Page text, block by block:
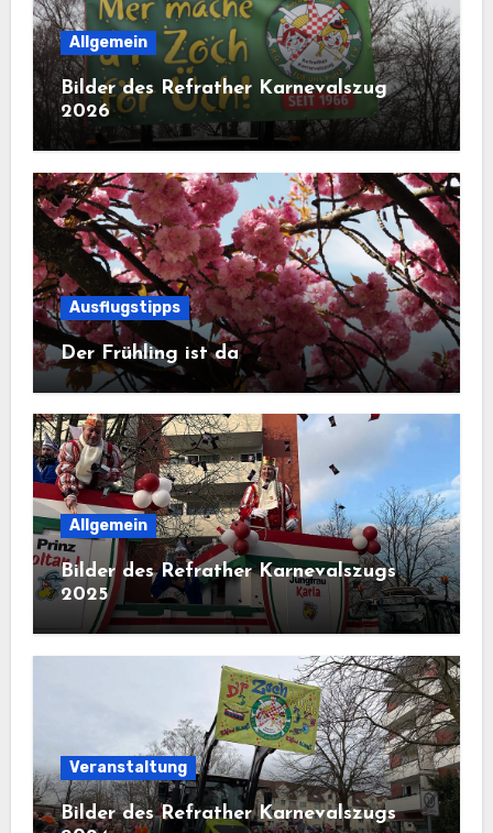
Allgemein
Bilder des Refrather Karnevalszug
2026
Ausflugstipps
Der Frühling ist da
Allgemein
Bilder des Refrather Karnevalszugs
2025
Veranstaltung
Bilder des Refrather Karnevalszugs